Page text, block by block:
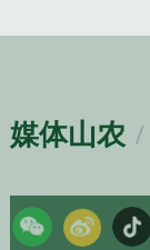
媒体山农 /